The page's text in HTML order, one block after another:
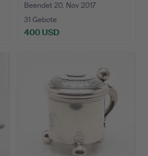
Beendet 20. Nov 2017
31 Gebote
400 USD